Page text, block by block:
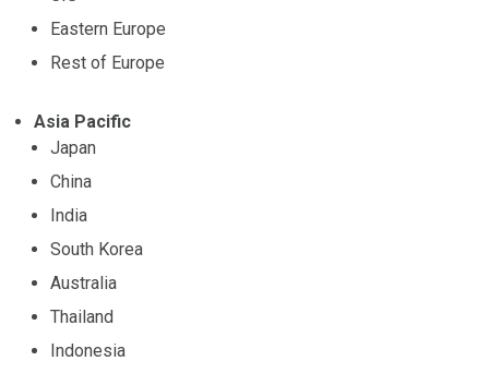
Eastern Europe
Rest of Europe
Asia Pacific
Japan
China
India
South Korea
Australia
Thailand
Indonesia